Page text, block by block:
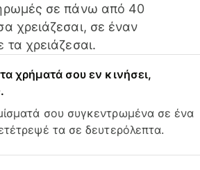
σε πάνω από 40
χρειάζεσαι, σε έναν
τα χρειάζεσαι.
χρήματά σου εν κινήσει,
σου συγκεντρωμένα σε ένα
τα σε δευτερόλεπτα.